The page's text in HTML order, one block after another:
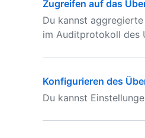
Zugreifen auf das
Du kannst
im Auditprotokoll des
Konfigurieren des
Du kannst